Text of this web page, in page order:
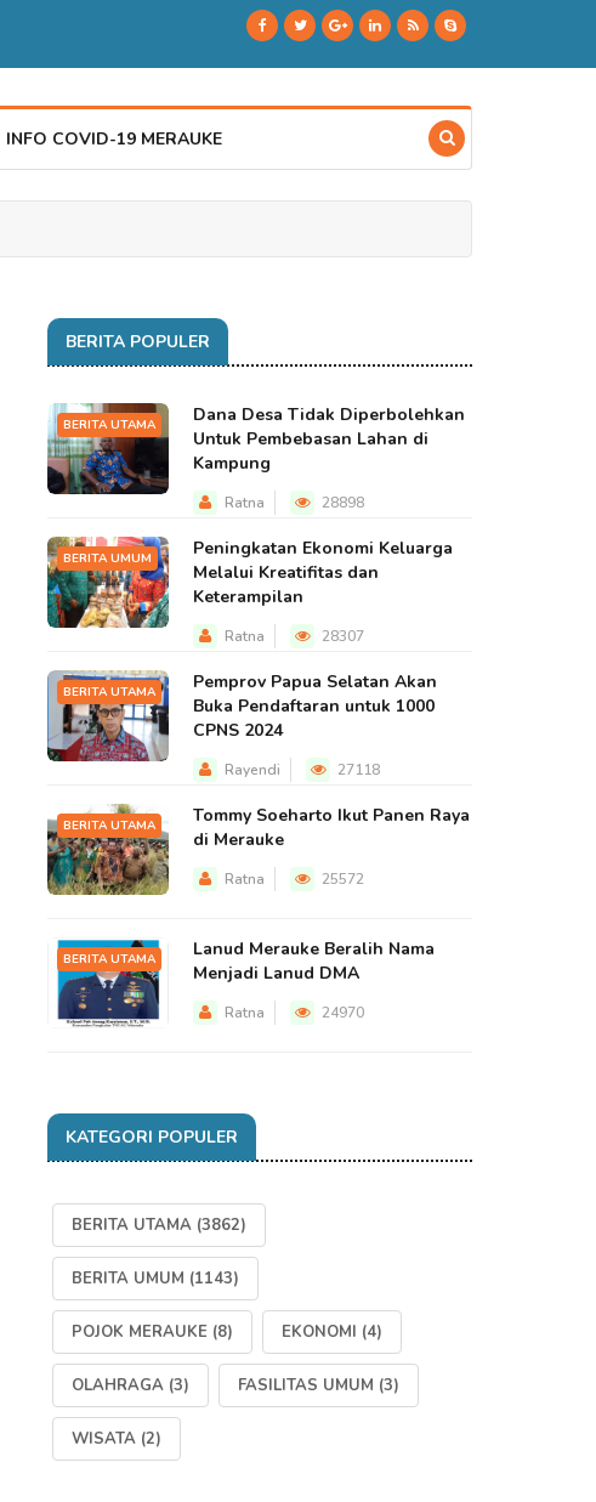
INFO COVID-19 MERAUKE
BERITA POPULER
BERITA UTAMA
Dana Desa Tidak Diperbolehkan
Untuk Pembebasan Lahan di
Kampung
Ratna 28898
BERITA UMUM
Peningkatan Ekonomi Keluarga
Melalui Kreatifitas dan
Keterampilan
Ratna 28307
BERITA UTAMA
Pemprov Papua Selatan Akan
Buka Pendaftaran untuk 1000
CPNS 2024
Rayendi 27118
BERITA UTAMA
Tommy Soeharto Ikut Panen Raya
di Merauke
Ratna 25572
BERITA UTAMA
Lanud Merauke Beralih Nama
Menjadi Lanud DMA
Ratna 24970
KATEGORI POPULER
BERITA UTAMA (3862)
BERITA UMUM (1143)
POJOK MERAUKE (8) EKONOMI (4)
OLAHRAGA (3) FASILITAS UMUM (3)
WISATA (2)